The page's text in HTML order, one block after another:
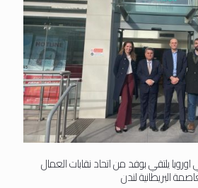
اوروبا يلتقي بوفد من اتحاد نقابات العمال
البريطانية لندن